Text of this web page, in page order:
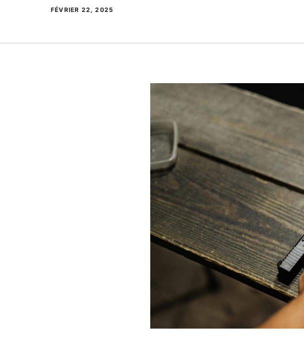
FÉVRIER 22, 2025